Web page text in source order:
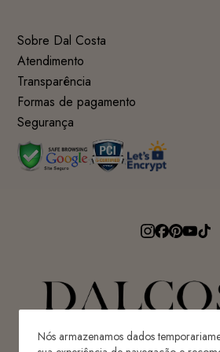
Nós armazenamos dados
Sobre Dal Costa
Atendimento
Transparência
Formas de pagamento
Segurança